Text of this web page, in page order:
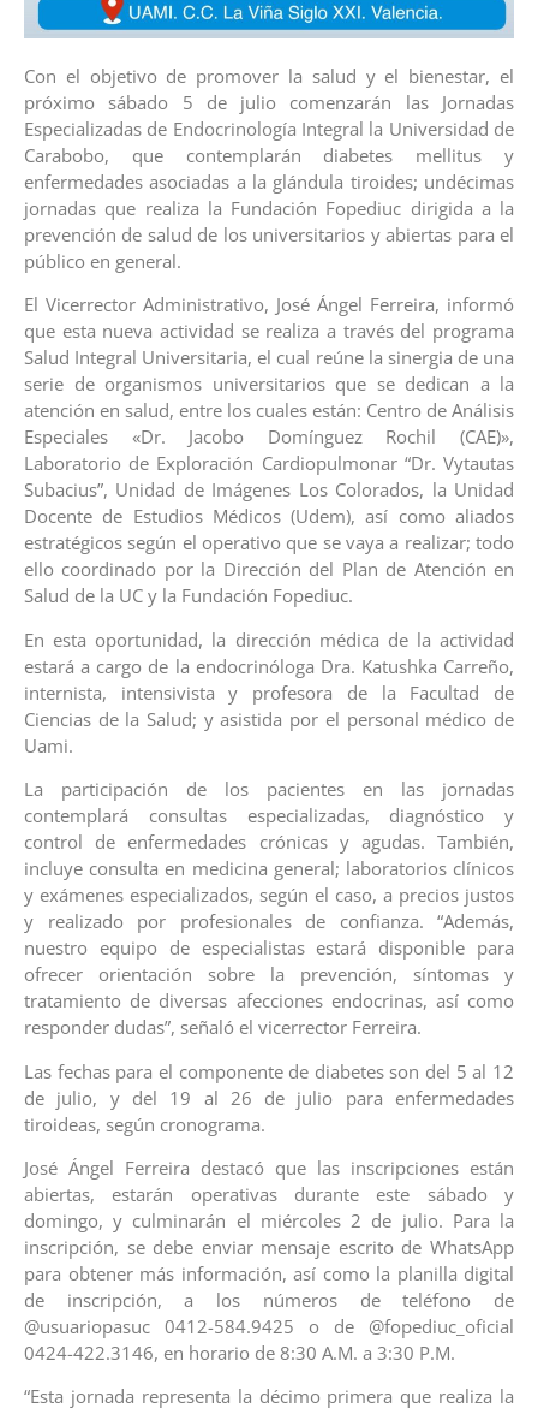
Con el objetivo de promover la salud y el bienestar, el
próximo sábado 5 de julio comenzarán las Jornadas
Especializadas de Endocrinología Integral la Universidad de
Carabobo, que contemplarán diabetes mellitus y
enfermedades asociadas a la glándula tiroides; undécimas
jornadas que realiza la Fundación Fopediuc dirigida a la
prevención de salud de los universitarios y abiertas para el
público en general.
El Vicerrector Administrativo, José Ángel Ferreira, informó
que esta nueva actividad se realiza a través del programa
Salud Integral Universitaria, el cual reúne la sinergia de una
serie de organismos universitarios que se dedican a la
atención en salud, entre los cuales están: Centro de Análisis
Especiales «Dr. Jacobo Domínguez Rochil (CAE)»,
Laboratorio de Exploración Cardiopulmonar “Dr. Vytautas
Subacius”, Unidad de Imágenes Los Colorados, la Unidad
Docente de Estudios Médicos (Udem), así como aliados
estratégicos según el operativo que se vaya a realizar; todo
ello coordinado por la Dirección del Plan de Atención en
Salud de la UC y la Fundación Fopediuc.
En esta oportunidad, la dirección médica de la actividad
estará a cargo de la endocrinóloga Dra. Katushka Carreño,
internista, intensivista y profesora de la Facultad de
Ciencias de la Salud; y asistida por el personal médico de
Uami.
La participación de los pacientes en las jornadas
contemplará consultas especializadas, diagnóstico y
control de enfermedades crónicas y agudas. También,
incluye consulta en medicina general; laboratorios clínicos
y exámenes especializados, según el caso, a precios justos
y realizado por profesionales de confianza. “Además,
nuestro equipo de especialistas estará disponible para
ofrecer orientación sobre la prevención, síntomas y
tratamiento de diversas afecciones endocrinas, así como
responder dudas”, señaló el vicerrector Ferreira.
Las fechas para el componente de diabetes son del 5 al 12
de julio, y del 19 al 26 de julio para enfermedades
tiroideas, según cronograma.
José Ángel Ferreira destacó que las inscripciones están
abiertas, estarán operativas durante este sábado y
domingo, y culminarán el miércoles 2 de julio. Para la
inscripción, se debe enviar mensaje escrito de WhatsApp
para obtener más información, así como la planilla digital
de inscripción, a los números de teléfono de
@usuariopasuc 0412-584.9425 o de @fopediuc_oficial
0424-422.3146, en horario de 8:30 A.M. a 3:30 P.M.
“Esta jornada representa la décimo primera que realiza la